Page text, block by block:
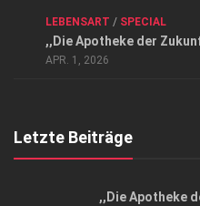
Datenschutzerklärung
Top Magazin Dresden /
LEBENSART / SPECIAL
,,Die Apotheke der
APR. 1, 2026
Letzte Beiträge
,,Die Apotheke